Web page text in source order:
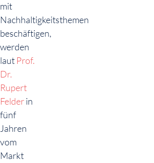
mit
Nachhaltigkeitsthemen
beschäftigen,
werden
laut Prof.
Dr.
Rupert
Felderin
fünf
Jahren
vom
Markt